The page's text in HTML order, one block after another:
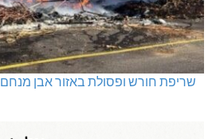
שריפת חורש ופסולת באזור אבן מנחם